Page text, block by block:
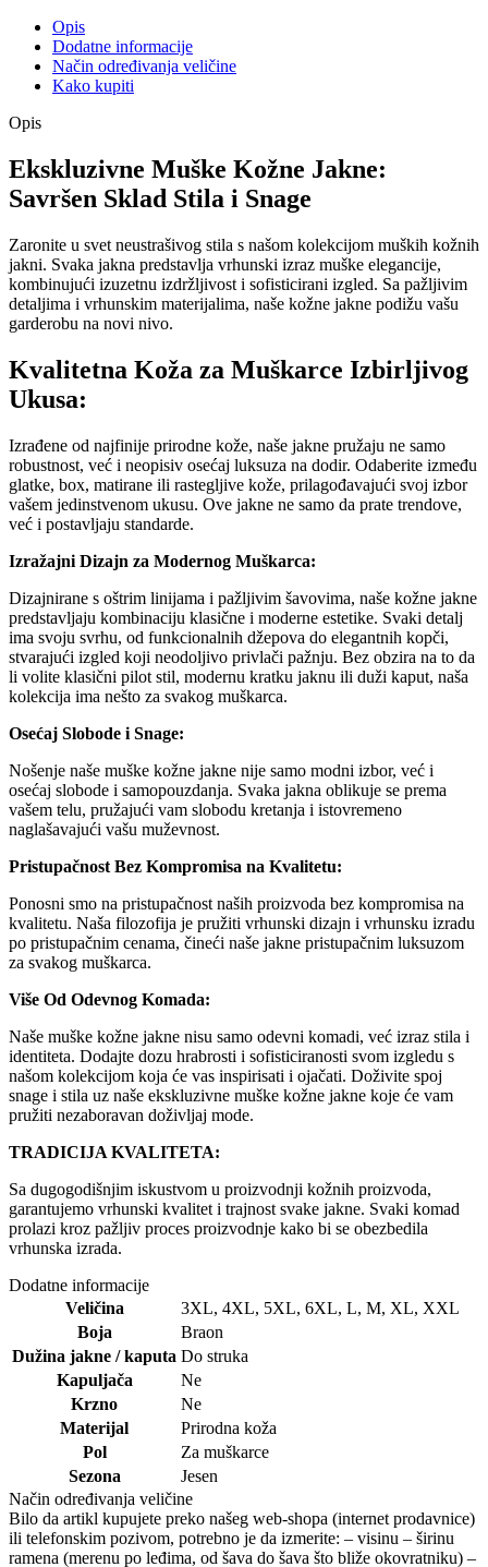
Opis
Dodatne informacije
Način određivanja veličine
Kako kupiti
Opis
Ekskluzivne Muške Kožne Jakne:
Savršen Sklad Stila i Snage
Zaronite u svet neustrašivog stila s našom kolekcijom muških kožnih
jakni. Svaka jakna predstavlja vrhunski izraz muške elegancije,
kombinujući izuzetnu izdržljivost i sofisticirani izgled. Sa pažljivim
detaljima i vrhunskim materijalima, naše kožne jakne podižu vašu
garderobu na novi nivo.
Kvalitetna Koža za Muškarce Izbirljivog
Ukusa:
Izrađene od najfinije prirodne kože, naše jakne pružaju ne samo
robustnost, već i neopisiv osećaj luksuza na dodir. Odaberite između
glatke, box, matirane ili rastegljive kože, prilagođavajući svoj izbor
vašem jedinstvenom ukusu. Ove jakne ne samo da prate trendove,
već i postavljaju standarde.
Izražajni Dizajn za Modernog Muškarca:
Dizajnirane s oštrim linijama i pažljivim šavovima, naše kožne jakne
predstavljaju kombinaciju klasične i moderne estetike. Svaki detalj
ima svoju svrhu, od funkcionalnih džepova do elegantnih kopči,
stvarajući izgled koji neodoljivo privlači pažnju. Bez obzira na to da
li volite klasični pilot stil, modernu kratku jaknu ili duži kaput, naša
kolekcija ima nešto za svakog muškarca.
Osećaj Slobode i Snage:
Nošenje naše muške kožne jakne nije samo modni izbor, već i
osećaj slobode i samopouzdanja. Svaka jakna oblikuje se prema
vašem telu, pružajući vam slobodu kretanja i istovremeno
naglašavajući vašu muževnost.
Pristupačnost Bez Kompromisa na Kvalitetu:
Ponosni smo na pristupačnost naših proizvoda bez kompromisa na
kvalitetu. Naša filozofija je pružiti vrhunski dizajn i vrhunsku izradu
po pristupačnim cenama, čineći naše jakne pristupačnim luksuzom
za svakog muškarca.
Više Od Odevnog Komada:
Naše muške kožne jakne nisu samo odevni komadi, već izraz stila i
identiteta. Dodajte dozu hrabrosti i sofisticiranosti svom izgledu s
našom kolekcijom koja će vas inspirisati i ojačati. Doživite spoj
snage i stila uz naše ekskluzivne muške kožne jakne koje će vam
pružiti nezaboravan doživljaj mode.
TRADICIJA KVALITETA:
Sa dugogodišnjim iskustvom u proizvodnji kožnih proizvoda,
garantujemo vrhunski kvalitet i trajnost svake jakne. Svaki komad
prolazi kroz pažljiv proces proizvodnje kako bi se obezbedila
vrhunska izrada.
Dodatne informacije
Veličina
3XL, 4XL, 5XL, 6XL, L, M, XL, XXL
Boja
Braon
Dužina jakne / kaputa Do struka
Kapuljača
Ne
Krzno
Ne
Materijal
Prirodna koža
Pol
Za muškarce
Sezona
Jesen
Način određivanja veličine
Bilo da artikl kupujete preko našeg web-shopa (internet prodavnice)
ili telefonskim pozivom, potrebno je da izmerite: – visinu – širinu
ramena (merenu po leđima, od šava do šava što bliže okovratniku) –